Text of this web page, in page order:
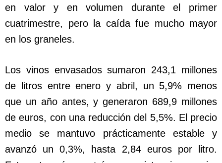
en valor y en volumen durante el primer
cuatrimestre, pero la caída fue mucho mayor
en los graneles.
Los vinos envasados sumaron 243,1 millones
de litros entre enero y abril, un 5,9% menos
que un año antes, y generaron 689,9 millones
de euros, con una reducción del 5,5%. El precio
medio se mantuvo prácticamente estable y
avanzó un 0,3%, hasta 2,84 euros por litro.